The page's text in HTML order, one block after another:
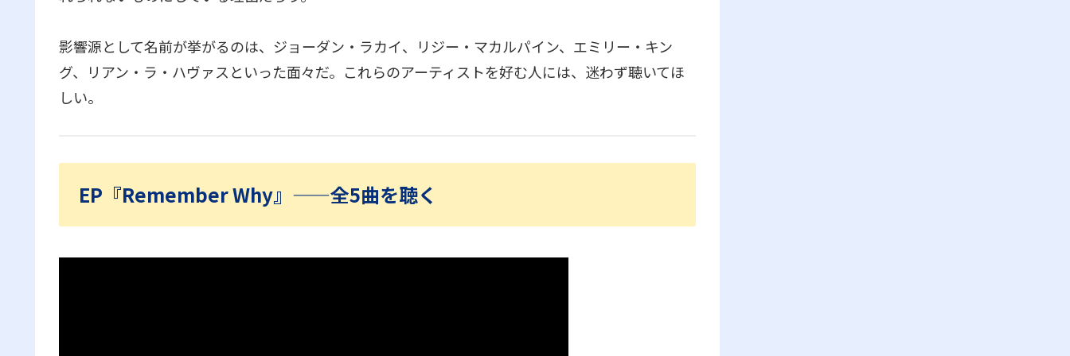
影響源として名前が挙がるのは、ジョーダン・ラカイ、リジー・マカルパイン、エミリー・キン
グ、リアン・ラ・ハヴァスといった面々だ。これらのアーティストを好む人には、迷わず聴いてほ
しい。
EP『Remember Why』——全5曲を聴く